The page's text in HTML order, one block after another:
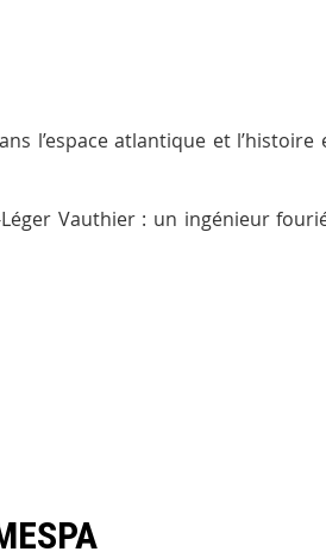
l’espace atlantique et l’histoire
Vauthier : un ingénieur